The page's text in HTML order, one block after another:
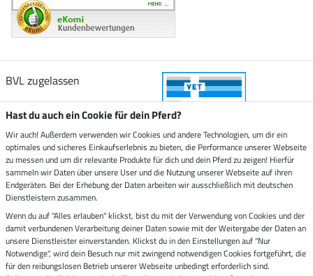
BVL zugelassen
Zustellung durch
Sicher bezahlen mit
Rechnung Vorkasse
Impressum
Hast du auch ein Cookie für dein Pferd?
Wir auch! Außerdem verwenden wir Cookies und andere Technologien, um dir ein
optimales und sicheres Einkaufserlebnis zu bieten, die Performance unserer Webseite
zu messen und um dir relevante Produkte für dich und dein Pferd zu zeigen! Hierfür
sammeln wir Daten über unsere User und die Nutzung unserer Webseite auf ihren
Endgeräten. Bei der Erhebung der Daten arbeiten wir ausschließlich mit deutschen
Dienstleistern zusammen.
Wenn du auf "Alles erlauben" klickst, bist du mit der Verwendung von Cookies und der
damit verbundenen Verarbeitung deiner Daten sowie mit der Weitergabe der Daten an
unsere Dienstleister einverstanden. Klickst du in den Einstellungen auf "Nur
Notwendige", wird dein Besuch nur mit zwingend notwendigen Cookies fortgeführt, die
für den reibungslosen Betrieb unserer Webseite unbedingt erforderlich sind.